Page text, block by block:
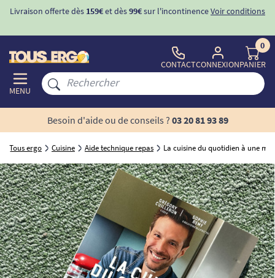
Livraison offerte dès 159€et dès99€sur l'incontinenceVoir conditions
MENU
CONTACTCONNEXION
0
PANIER
Besoin d'aide ou de conseils ? 03 20 81 93 89
Tous ergo Cuisine Aide technique repas La cuisine du quotidien à une